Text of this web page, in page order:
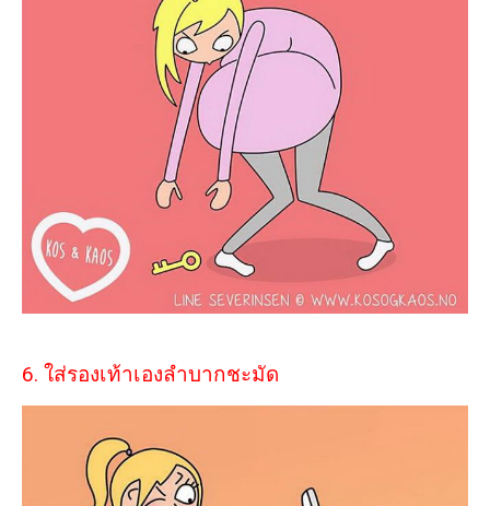
6. ใส่รองเท้าเองลำบากชะมัด